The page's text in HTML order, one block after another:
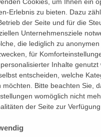
Erlebnis zu bieten. Dazu
der Seite und für die
Unternehmensziele
die lediglich zu anonymen
für
Inhalte genutzt
entscheiden, welche
möchten. Bitte beachten Sie,
womöglich nicht
der Seite zur Verfügung